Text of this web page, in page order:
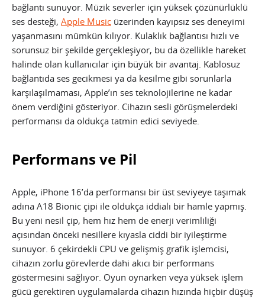
bağlantı sunuyor. Müzik severler için yüksek çözünürlüklü
ses desteği, Apple Music üzerinden kayıpsız ses deneyimi
yaşanmasını mümkün kılıyor. Kulaklık bağlantısı hızlı ve
sorunsuz bir şekilde gerçekleşiyor, bu da özellikle hareket
halinde olan kullanıcılar için büyük bir avantaj. Kablosuz
bağlantıda ses gecikmesi ya da kesilme gibi sorunlarla
karşılaşılmaması, Apple’ın ses teknolojilerine ne kadar
önem verdiğini gösteriyor. Cihazın sesli görüşmelerdeki
performansı da oldukça tatmin edici seviyede.
Performans ve Pil
Apple, iPhone 16’da performansı bir üst seviyeye taşımak
adına A18 Bionic çipi ile oldukça iddialı bir hamle yapmış.
Bu yeni nesil çip, hem hız hem de enerji verimliliği
açısından önceki nesillere kıyasla ciddi bir iyileştirme
sunuyor. 6 çekirdekli CPU ve gelişmiş grafik işlemcisi,
cihazın zorlu görevlerde dahi akıcı bir performans
göstermesini sağlıyor. Oyun oynarken veya yüksek işlem
gücü gerektiren uygulamalarda cihazın hızında hiçbir düşüş